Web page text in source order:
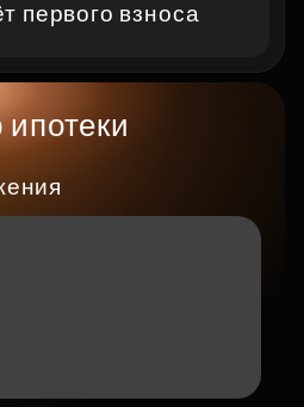
первого взноса